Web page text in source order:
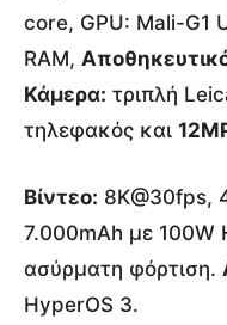
core, GPU: Mali-G1
RAM,
Κάμερα: τριπλή
τηλεφακός και
Βίντεο: 8K@30fps,
7.000mAh με 100W
ασύρματη φόρτιση.
HyperOS 3.